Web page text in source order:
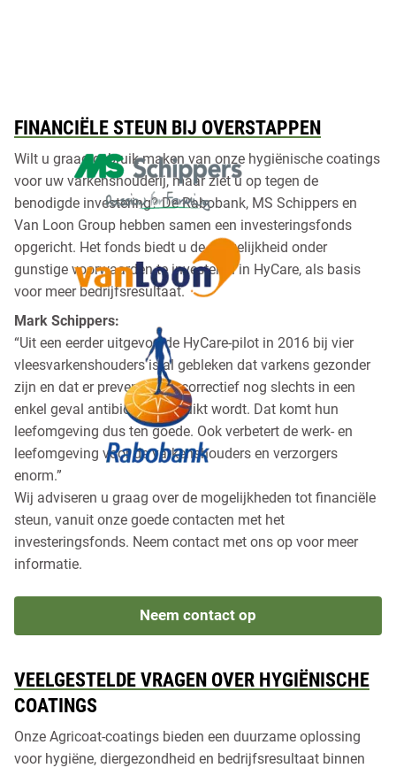
FINANCIËLE STEUN BIJ OVERSTAPPEN
Wilt u graag gebruik maken van onze hygiënische coatings
voor uw varkenshouderij, maar ziet u op tegen de
benodigde investering? De Rabobank, MS Schippers en
Van Loon Group hebben samen een investeringsfonds
opgericht. Het fonds biedt u de mogelijkheid onder
gunstige voorwaarden te investeren in HyCare, als basis
voor meer bedrijfsresultaat.
Mark Schippers:
“Uit een eerder uitgevoerde HyCare-pilot in 2016 bij vier
vleesvarkenshouders is al gebleken dat varkens gezonder
zijn en dat er preventief en correctief nog slechts in een
enkel geval antibiotica gebruikt wordt. Dat komt hun
leefomgeving dus ten goede. Ook verbetert de werk- en
leefomgeving voor de varkenshouders en verzorgers
enorm.”
Wij adviseren u graag over de mogelijkheden tot financiële
steun, vanuit onze goede contacten met het
investeringsfonds. Neem contact met ons op voor meer
informatie.
Neem contact op
VEELGESTELDE VRAGEN OVER HYGIËNISCHE
COATINGS
Onze Agricoat-coatings bieden een duurzame oplossing
voor hygiëne, diergezondheid en bedrijfsresultaat binnen